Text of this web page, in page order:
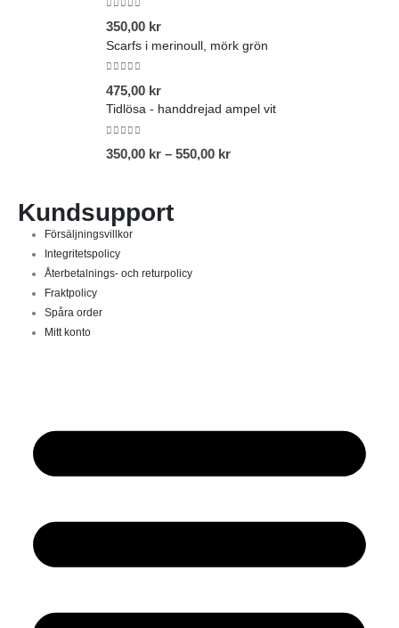
350,00 kr
Scarfs i merinoull, mörk grön
475,00 kr
Tidlösa - handdrejad ampel vit
350,00 kr – 550,00 kr
Kundsupport
Försäljningsvillkor
Integritetspolicy
Återbetalnings- och returpolicy
Fraktpolicy
Spåra order
Mitt konto